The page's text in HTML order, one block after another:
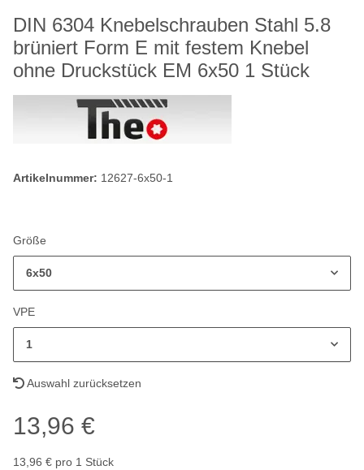
DIN 6304 Knebelschrauben Stahl 5.8
brüniert Form E mit festem Knebel
ohne Druckstück EM 6x50 1 Stück
Artikelnummer: 12627-6x50-1
Größe
6x50
VPE
1
Auswahl zurücksetzen
13,96 €
13,96 € pro 1 Stück